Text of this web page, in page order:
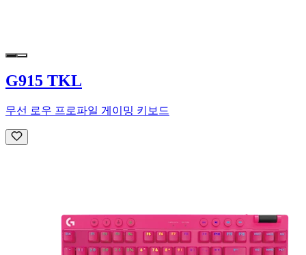
G915 TKL
무선 로우 프로파일 게이밍 키보드